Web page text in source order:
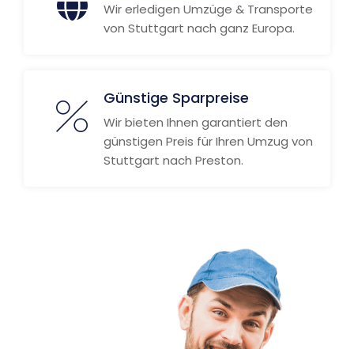
Wir erledigen Umzüge & Transporte
von Stuttgart nach ganz Europa.
Günstige Sparpreise
Wir bieten Ihnen garantiert den
günstigen Preis für Ihren Umzug von
Stuttgart nach Preston.